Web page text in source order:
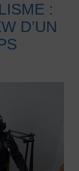
:
D’UN